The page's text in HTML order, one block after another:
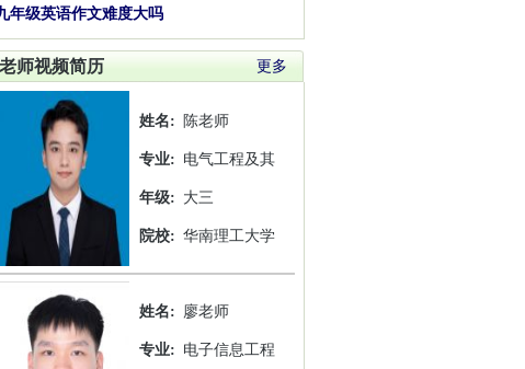
年级英语作文难度大吗
老师视频简历 更多
姓名: 陈老师
专业: 电气工程及其
年级: 大三
院校: 华南理工大学
姓名: 廖老师
专业: 电子信息工程